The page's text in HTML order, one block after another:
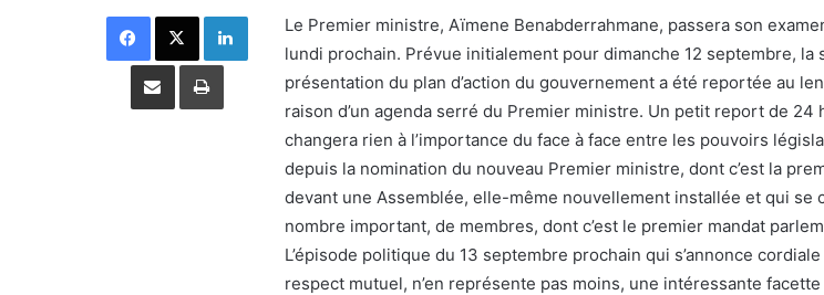
Le Premier ministre, Aïmene Benabderrahmane, passera son
lundi prochain. Prévue initialement pour dimanche 12 septembre, la
présentation du plan d’action du gouvernement a été reportée au
raison d’un agenda serré du Premier ministre. Un petit report de 24
changera rien à l’importance du face à face entre les pouvoirs
depuis la nomination du nouveau Premier ministre, dont c’est la
devant une Assemblée, elle-même nouvellement installée et qui se
nombre important, de membres, dont c’est le premier mandat
L’épisode politique du 13 septembre prochain qui s’annonce
respect mutuel, n’en représente pas moins, une intéressante
Facebook X Linkedin
Partager par email Imprimer